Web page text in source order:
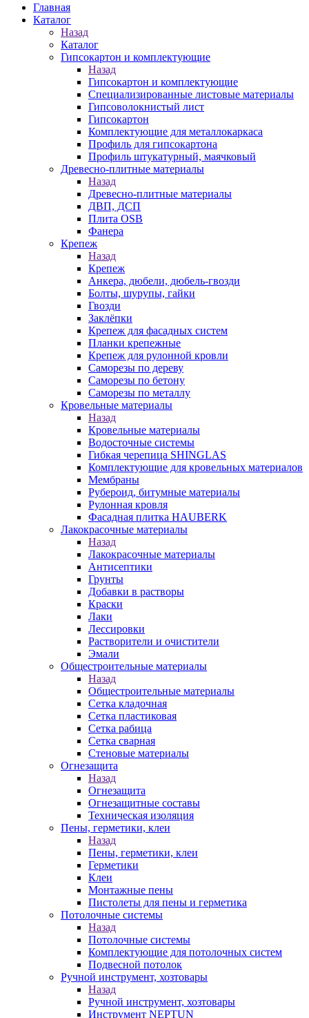
Главная
Каталог
Назад
Каталог
Гипсокартон и комплектующие
Назад
Гипсокартон и комплектующие
Специализированные листовые материалы
Гипсоволокнистый лист
Гипсокартон
Комплектующие для металлокаркаса
Профиль для гипсокартона
Профиль штукатурный, маячковый
Древесно-плитные материалы
Назад
Древесно-плитные материалы
ДВП, ДСП
Плита OSB
Фанера
Крепеж
Назад
Крепеж
Анкера, дюбели, дюбель-гвозди
Болты, шурупы, гайки
Гвозди
Заклёпки
Крепеж для фасадных систем
Планки крепежные
Крепеж для рулонной кровли
Саморезы по дереву
Саморезы по бетону
Саморезы по металлу
Кровельные материалы
Назад
Кровельные материалы
Водосточные системы
Гибкая черепица SHINGLAS
Комплектующие для кровельных материалов
Мембраны
Рубероид, битумные материалы
Рулонная кровля
Фасадная плитка HAUBERK
Лакокрасочные материалы
Назад
Лакокрасочные материалы
Антисептики
Грунты
Добавки в растворы
Краски
Лаки
Лессировки
Растворители и очистители
Эмали
Общестроительные материалы
Назад
Общестроительные материалы
Сетка кладочная
Сетка пластиковая
Сетка рабица
Сетка сварная
Стеновые материалы
Огнезащита
Назад
Огнезащита
Огнезащитные составы
Техническая изоляция
Пены, герметики, клеи
Назад
Пены, герметики, клеи
Герметики
Клеи
Монтажные пены
Пистолеты для пены и герметика
Потолочные системы
Назад
Потолочные системы
Комплектующие для потолочных систем
Подвесной потолок
Ручной инструмент, хозтовары
Назад
Ручной инструмент, хозтовары
Инструмент NEPTUN